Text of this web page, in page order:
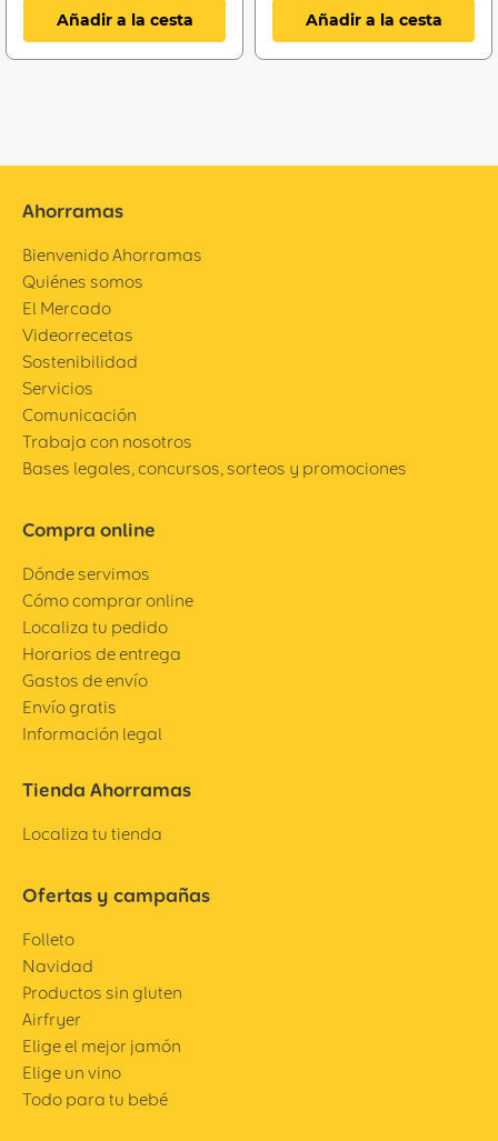
Añadir a la cesta Añadir a la cesta
Ahorramas
Bienvenido Ahorramas
Quiénes somos
El Mercado
Videorrecetas
Sostenibilidad
Servicios
Comunicación
Trabaja con nosotros
Bases legales, concursos, sorteos y promociones
Compra online
Dónde servimos
Cómo comprar online
Localiza tu pedido
Horarios de entrega
Gastos de envío
Envío gratis
Información legal
Tienda Ahorramas
Localiza tu tienda
Ofertas y campañas
Folleto
Navidad
Productos sin gluten
Airfryer
Elige el mejor jamón
Elige un vino
Todo para tu bebé